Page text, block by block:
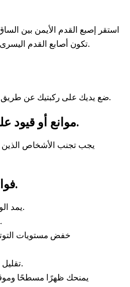
استقر إصبع القدم الأيمن بين
تكون أصابع القدم اليسرى بين الساق اليمنى والفخذ.
ضع يديك على ركبتيك عن طريق إغلاق عينيك وتنفس ببطء.
موانع أو قيود على يوجا سيدهاسانا.
يجب تجنب الأشخاص
فوائد يوجا سيدهاسانا.
يمد الوركين والركبتين والكاحلين.
زيادة تركيز القوة والتركيز.
خفض مستويات
تقليل الأعراض المرتبطة بالقلق.
يمنحك ظهرًا مسطحًا